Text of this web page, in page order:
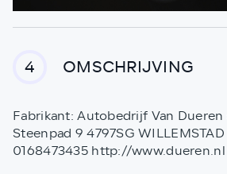
4 OMSCHRIJVING
Fabrikant: Autobedrijf Van
Steenpad 9 4797SG
0168473435 http://